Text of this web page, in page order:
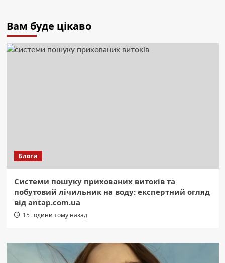
Вам буде цікаво
Блоги
Системи пошуку прихованих витоків та
побутовий лічильник на воду: експертний огляд
від antap.com.ua
15 години тому назад